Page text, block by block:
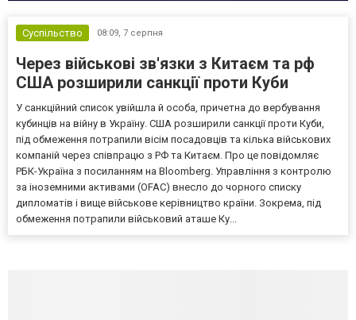
Суспільство 08:09, 7 серпня
Через військові зв'язки з Китаєм та рф
США розширили санкції проти Куби
У санкційний список увійшла й особа, причетна до вербування
кубинців на війну в Україну. США розширили санкції проти Куби,
під обмеження потрапили вісім посадовців та кілька військових
компаній через співпрацю з РФ та Китаєм. Про це повідомляє
РБК-Україна з посиланням на Bloomberg. Управління з контролю
за іноземними активами (OFAC) внесло до чорного списку
дипломатів і вище військове керівництво країни. Зокрема, під
обмеження потрапили військовий аташе Ку...